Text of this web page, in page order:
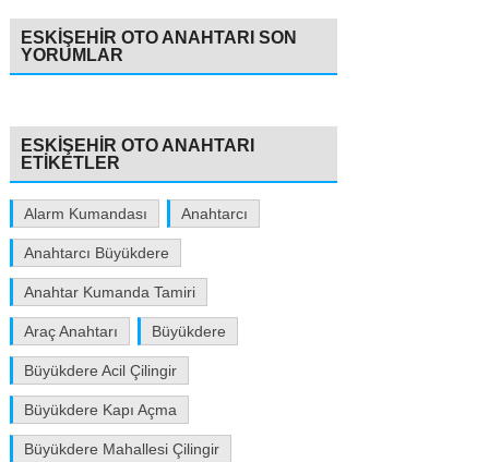
ESKIŞEHIR OTO ANAHTARI SON
YORUMLAR
ESKIŞEHIR OTO ANAHTARI
ETIKETLER
Alarm Kumandası Anahtarcı
Anahtarcı Büyükdere
Anahtar Kumanda Tamiri
Araç Anahtarı Büyükdere
Büyükdere Acil Çilingir
Büyükdere Kapı Açma
Büyükdere Mahallesi Çilingir